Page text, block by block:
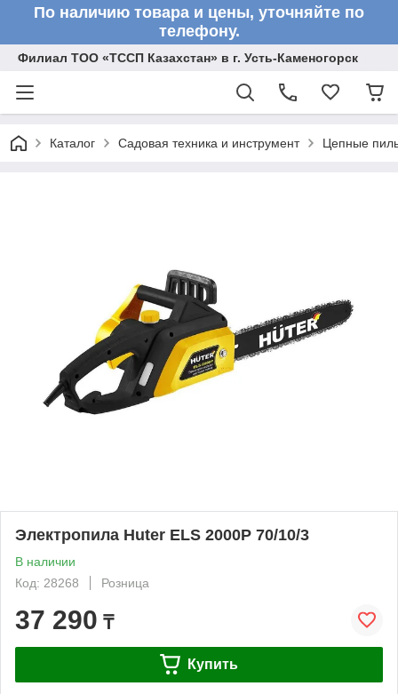
По наличию товара и цены, уточняйте по
телефону.
Филиал ТОО «ТССП Казахстан» в г. Усть-Каменогорск
Каталог Садовая техника и инструмент Цепные
Электропила Huter ELS 2000P 70/10/3
В наличии
Код: 28268
Розница
37 290 ₸
Купить